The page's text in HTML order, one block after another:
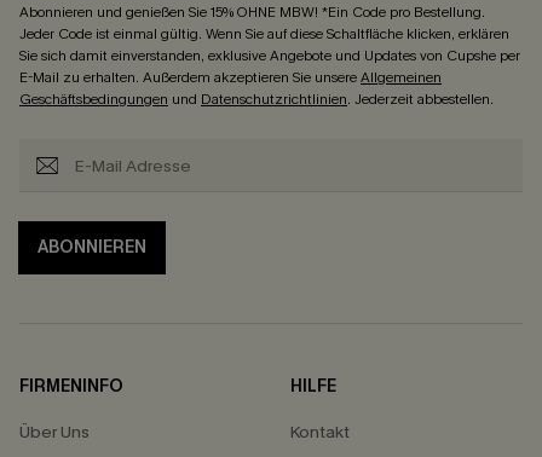
Abonnieren und genießen Sie 15% OHNE MBW! *Ein Code pro Bestellung.
Jeder Code ist einmal gültig. Wenn Sie auf diese Schaltfläche klicken, erklären
Sie sich damit einverstanden, exklusive Angebote und Updates von Cupshe per
E-Mail zu erhalten. Außerdem akzeptieren Sie unsereAllgemeinen
Geschäftsbedingungen und Datenschutzrichtlinien. Jederzeit abbestellen.
ABONNIEREN
FIRMENINFO
Über Uns
HILFE
Kontakt